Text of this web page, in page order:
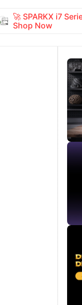
🚀 SPARKX i7
Shop Now